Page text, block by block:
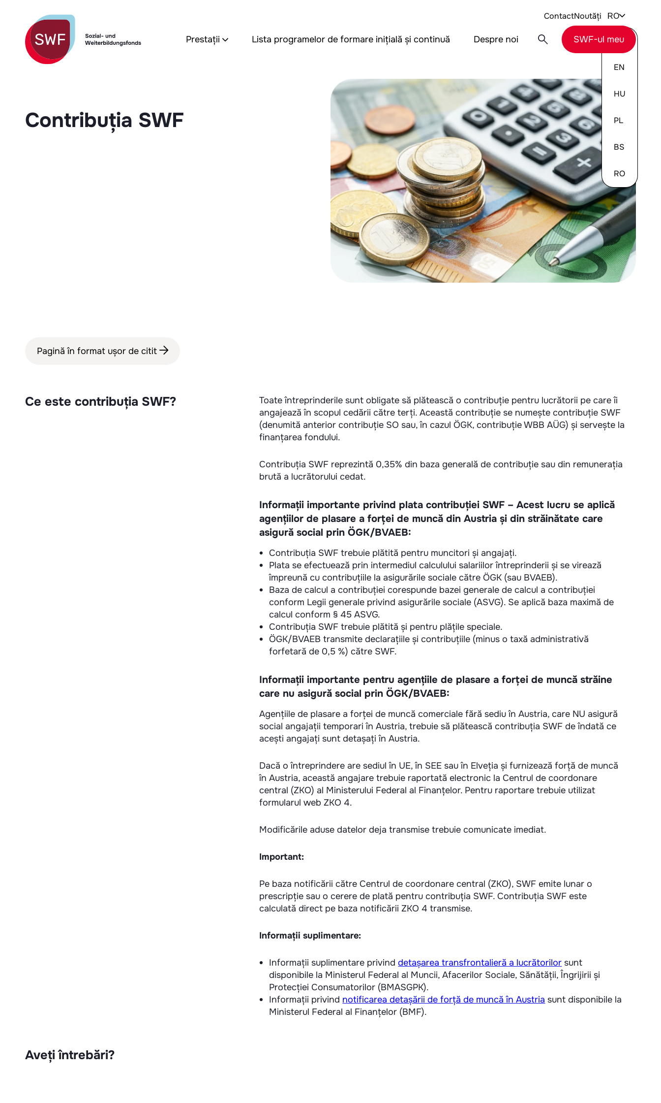
ContactNoutăți RO
DE
EN
HU
PL
BS
RO
Prestații Lista programelor de formare inițială și continuă Despre noi SWF-ul meu
Contribuția SWF
Pagină în format ușor de citit
Ce este contribuția SWF?
Toate întreprinderile sunt obligate să plătească o contribuție pentru lucrătorii pe care îi
angajează în scopul cedării către terți. Această contribuție se numește contribuție SWF
(denumită anterior contribuție SO sau, în cazul ÖGK, contribuție WBB AÜG) și servește la
finanțarea fondului.
Contribuția SWF reprezintă 0,35% din baza generală de contribuție sau din remunerația
brută a lucrătorului cedat.
Informații importante privind plata contribuției SWF – Acest lucru se aplică
agențiilor de plasare a forței de muncă din Austria și din străinătate care
asigură social prin ÖGK/BVAEB:
Contribuția SWF trebuie plătită pentru muncitori și angajați.
Plata se efectuează prin intermediul calculului salariilor întreprinderii și se virează
împreună cu contribuțiile la asigurările sociale către ÖGK (sau BVAEB).
Baza de calcul a contribuției corespunde bazei generale de calcul a contribuției
conform Legii generale privind asigurările sociale (ASVG). Se aplică baza maximă de
calcul conform § 45 ASVG.
Contribuția SWF trebuie plătită și pentru plățile speciale.
ÖGK/BVAEB transmite declarațiile și contribuțiile (minus o taxă administrativă
forfetară de 0,5 %) către SWF.
Informații importante pentru agențiile de plasare a forței de muncă străine
care nu asigură social prin ÖGK/BVAEB:
Agențiile de plasare a forței de muncă comerciale fără sediu în Austria, care NU asigură
social angajații temporari în Austria, trebuie să plătească contribuția SWF de îndată ce
acești angajați sunt detașați în Austria.
Dacă o întreprindere are sediul în UE, în SEE sau în Elveția și furnizează forță de muncă
în Austria, această angajare trebuie raportată electronic la Centrul de coordonare
central (ZKO) al Ministerului Federal al Finanțelor. Pentru raportare trebuie utilizat
formularul web ZKO 4.
Modificările aduse datelor deja transmise trebuie comunicate imediat.
Important:
Pe baza notificării către Centrul de coordonare central (ZKO), SWF emite lunar o
prescripție sau o cerere de plată pentru contribuția SWF. Contribuția SWF este
calculată direct pe baza notificării ZKO 4 transmise.
Informații suplimentare:
Informații suplimentare privinddetașarea transfrontalieră a lucrătorilor sunt
disponibile la Ministerul Federal al Muncii, Afacerilor Sociale, Sănătății, Îngrijirii și
Protecției Consumatorilor (BMASGPK).
Informații privind notificarea detașării de forță de muncă în Austria sunt disponibile la
Ministerul Federal al Finanțelor (BMF).
Aveți întrebări?